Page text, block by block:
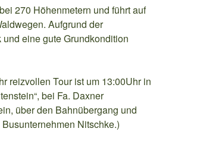
270 Höhenmetern und führt auf
Aufgrund der
eine gute Grundkondition
reizvollen Tour ist um 13:00Uhr in
bei Fa. Daxner
über den Bahnübergang und
Nitschke.)